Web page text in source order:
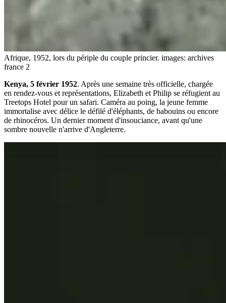
Afrique, 1952, lors du périple du couple princier. images: archives
france 2
Kenya, 5 février 1952. Après une semaine très officielle, chargée
en rendez-vous et représentations, Elizabeth et Philip se réfugient au
Treetops Hotel pour un safari. Caméra au poing, la jeune femme
immortalise avec délice le défilé d'éléphants, de babouins ou encore
de rhinocéros. Un dernier moment d'insouciance, avant qu'une
sombre nouvelle n'arrive d'Angleterre.